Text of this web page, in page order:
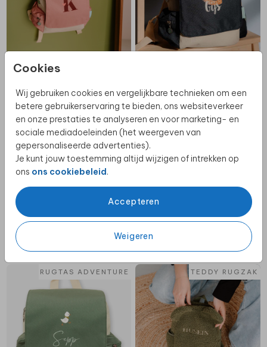
Cookies
Wij gebruiken cookies en vergelijkbare technieken om een
betere gebruikerservaring te bieden, ons websiteverkeer
en onze prestaties te analyseren en voor marketing- en
sociale mediadoeleinden (het weergeven van
gepersonaliseerde advertenties).
Je kunt jouw toestemming altijd wijzigen of intrekken op
ons ons cookiebeleid.
Accepteren
Weigeren
RUGTAS ADVENTURE RUGTAS ADVENTURE
RUGTAS ADVENTURE TEDDY RUGZAK